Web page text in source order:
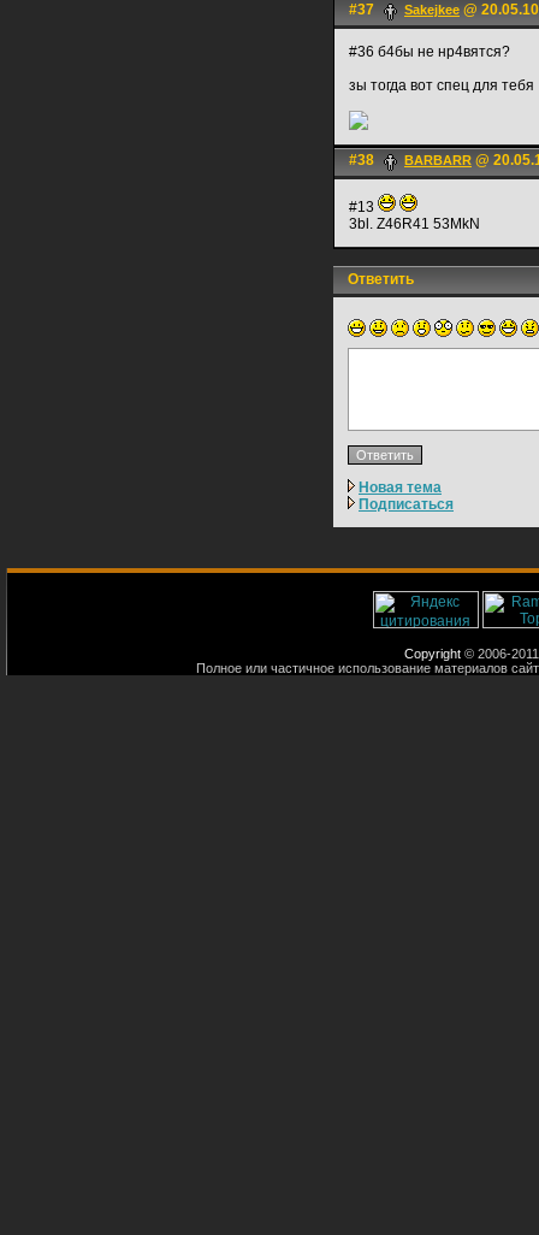
#37 Sakejkee @
#36 б4бы не нр4вятся?
зы тогда вот спец для тебя
#38 BARBARR @
#13
3bl. Z46R41 53MkN
Ответить
Новая тема
Подписаться
Copyright © 2006-
Полное или частичное использование материалов